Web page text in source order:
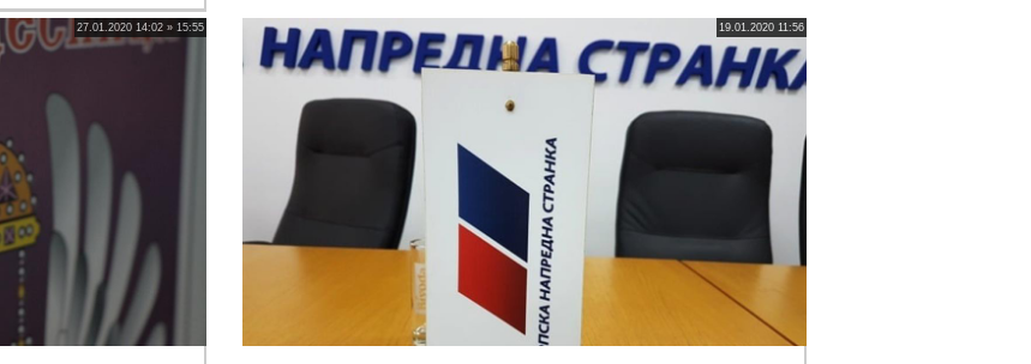
27.01.2020 14:02 » 15:55 19.01.2020 11:56